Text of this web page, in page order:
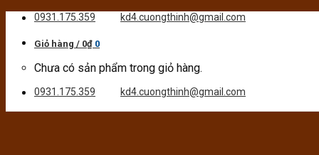
Skip
content
0931.175.359 kd4.cuongthinh@gmail.com
Giỏ hàng / 0₫ 0
Chưa có sản phẩm trong giỏ hàng.
0931.175.359 kd4.cuongthinh@gmail.com